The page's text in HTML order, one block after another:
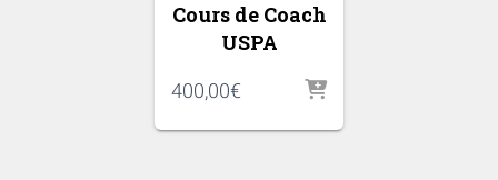
Cours de Coach
USPA
400,00€